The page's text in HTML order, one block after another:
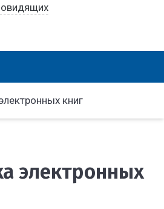
книг
электронных